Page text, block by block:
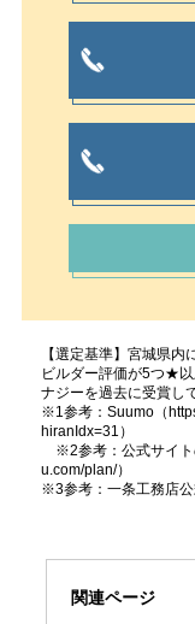
【選定基準】宮城県
ビルダー評価が5つ★
ナジーを過去に受賞し
※1参考：Suumo（
hiranIdx=31）
※2参考：公式サイト
u.com/plan/）
※3参考：一条工務店
関連ページ